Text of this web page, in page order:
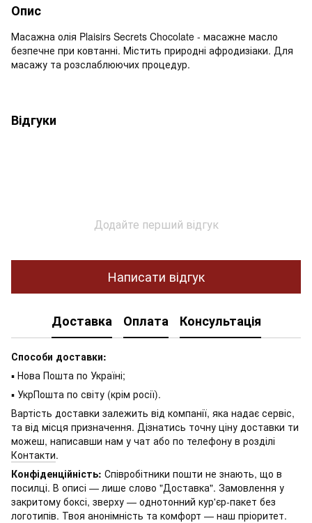
Опис
Масажна олія Plaisirs Secrets Chocolate - масажне масло
безпечне при ковтанні. Містить природні афродизіаки. Для
масажу та розслаблюючих процедур.
Відгуки
Додайте перший відгук
Написати відгук
Доставка Оплата Консультація
Способи доставки:
▪ Нова Пошта по Україні;
▪ УкрПошта по світу (крім росії).
Вартість доставки залежить від компанії, яка надає сервіс,
та від місця призначення. Дізнатись точну ціну доставки ти
можеш, написавши нам у чат або по телефону в розділі
Контакти.
Конфіденційність: Співробітники пошти не знають, що в
посилці. В описі — лише слово "Доставка". Замовлення у
закритому боксі, зверху — однотонний кур'єр-пакет без
логотипів. Твоя анонімність та комфорт — наш пріоритет.